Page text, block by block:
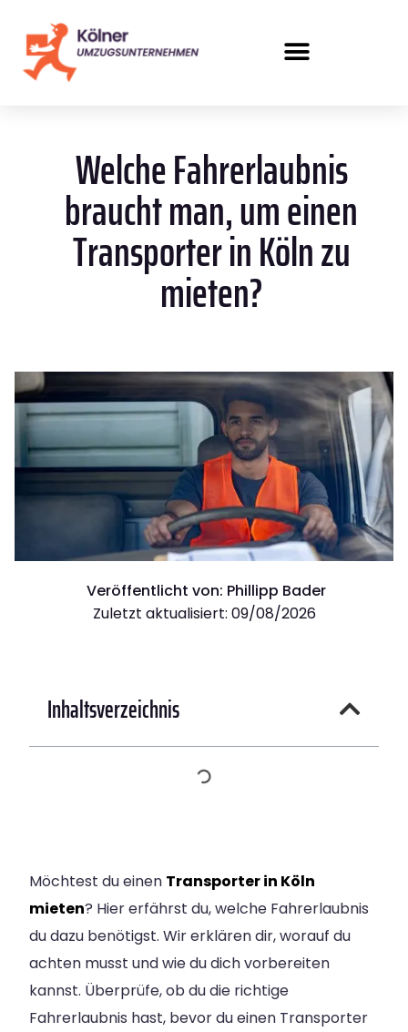
Welche Fahrerlaubnis
braucht man, um einen
Transporter in Köln zu
mieten?
Veröffentlicht von: Phillipp Bader
Zuletzt aktualisiert: 09/08/2026
Inhaltsverzeichnis
Möchtest du einen Transporter in Köln
mieten? Hier erfährst du, welche Fahrerlaubnis
du dazu benötigst. Wir erklären dir, worauf du
achten musst und wie du dich vorbereiten
kannst. Überprüfe, ob du die richtige
Fahrerlaubnis hast, bevor du einen Transporter